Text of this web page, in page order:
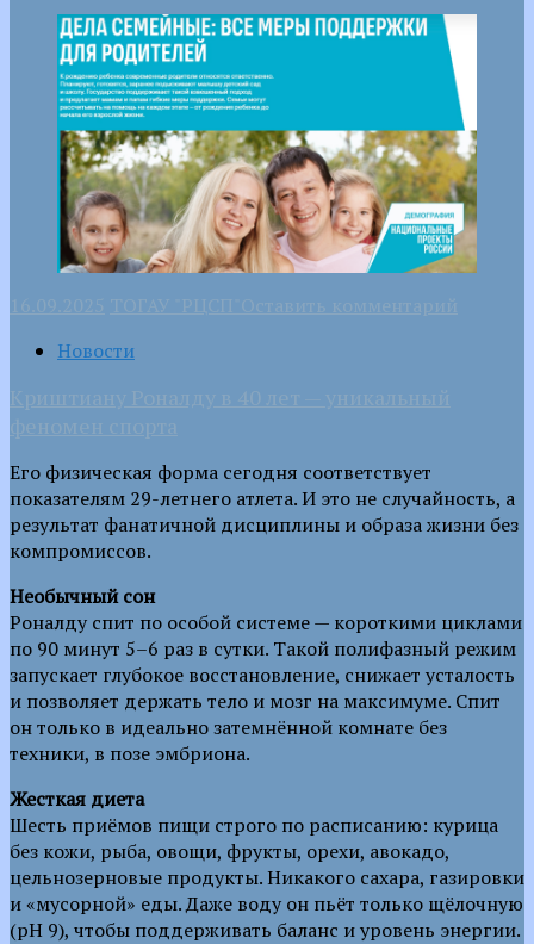
16.09.2025 ТОГАУ "РЦСП" Оставить комментарий
Новости
Криштиану Роналду в 40 лет — уникальный
феномен спорта
Его физическая форма сегодня соответствует
показателям 29-летнего атлета. И это не случайность, а
результат фанатичной дисциплины и образа жизни без
компромиссов.
Необычный сон
Роналду спит по особой системе — короткими циклами
по 90 минут 5–6 раз в сутки. Такой полифазный режим
запускает глубокое восстановление, снижает усталость
и позволяет держать тело и мозг на максимуме. Спит
он только в идеально затемнённой комнате без
техники, в позе эмбриона.
Жесткая диета
Шесть приёмов пищи строго по расписанию: курица
без кожи, рыба, овощи, фрукты, орехи, авокадо,
цельнозерновые продукты. Никакого сахара, газировки
и «мусорной» еды. Даже воду он пьёт только щёлочную
(pH 9), чтобы поддерживать баланс и уровень энергии.